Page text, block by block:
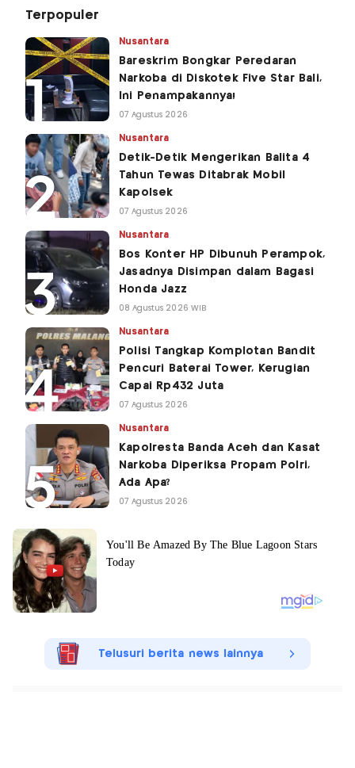
Terpopuler
Nusantara
Bareskrim Bongkar Peredaran
Narkoba di Diskotek Five Star Bali,
Ini Penampakannya!
07 Agustus 2026
Nusantara
Detik-Detik Mengerikan Balita 4
Tahun Tewas Ditabrak Mobil
Kapolsek
07 Agustus 2026
Nusantara
Bos Konter HP Dibunuh Perampok,
Jasadnya Disimpan dalam Bagasi
Honda Jazz
08 Agustus 2026 WIB
Nusantara
Polisi Tangkap Komplotan Bandit
Pencuri Baterai Tower, Kerugian
Capai Rp432 Juta
07 Agustus 2026
Nusantara
Kapolresta Banda Aceh dan Kasat
Narkoba Diperiksa Propam Polri,
Ada Apa?
07 Agustus 2026
Telusuri berita news lainnya